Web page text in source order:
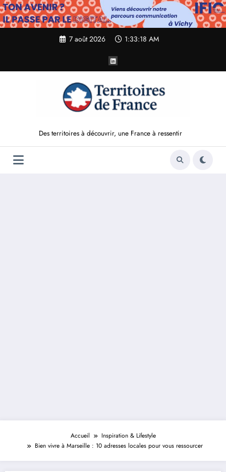
Aller
au
contenu
7 août 2026 1:33:19 AM
Des territoires à découvrir, une France à ressentir
Accueil
Inspiration & Lifestyle
Bien vivre à Marseille : 10 adresses locales pour vous ressourcer